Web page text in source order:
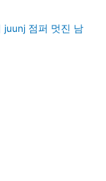
juunj 점퍼 멋진 남